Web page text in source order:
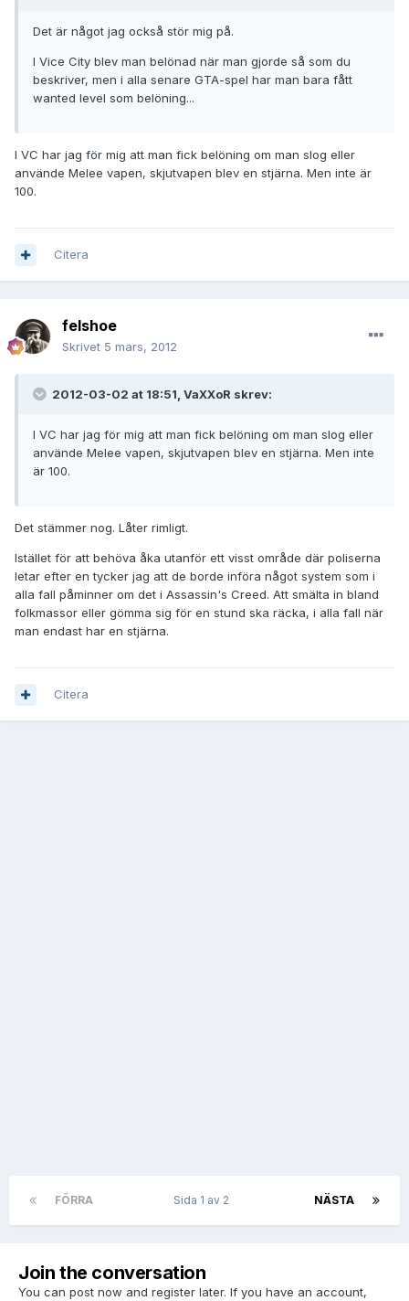
Det är något jag också stör mig på.
I Vice City blev man belönad när man gjorde så som du
beskriver, men i alla senare GTA-spel har man bara fått
wanted level som belöning...
I VC har jag för mig att man fick belöning om man slog eller
använde Melee vapen, skjutvapen blev en stjärna. Men inte är
100.
Citera
felshoe
Skrivet 5 mars, 2012
2012-03-02 at 18:51, VaXXoR skrev:
I VC har jag för mig att man fick belöning om man slog eller
använde Melee vapen, skjutvapen blev en stjärna. Men inte
är 100.
Det stämmer nog. Låter rimligt.
Istället för att behöva åka utanför ett visst område där poliserna
letar efter en tycker jag att de borde införa något system som i
alla fall påminner om det i Assassin's Creed. Att smälta in bland
folkmassor eller gömma sig för en stund ska räcka, i alla fall när
man endast har en stjärna.
Citera
FÖRRA NÄSTA
Sida 1 av 2
Join the conversation
You can post now and register later. If you have an account,